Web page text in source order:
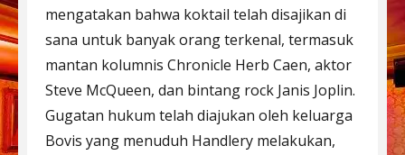
mengatakan bahwa koktail telah disajikan di
sana untuk banyak orang terkenal, termasuk
mantan kolumnis Chronicle Herb Caen, aktor
Steve McQueen, dan bintang rock Janis Joplin.
Gugatan hukum telah diajukan oleh keluarga
Bovis yang menuduh Handlery melakukan,